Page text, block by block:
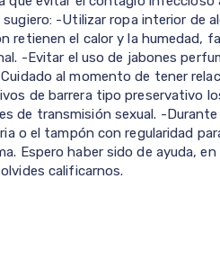
sugiero: -Utilizar ropa interior de
retienen el calor y la humedad,
-Evitar el uso de jabones
al momento de tener
de barrera tipo preservativo
de transmisión sexual. -
o el tampón con regularidad
Espero haber sido de ayuda,
calificarnos.